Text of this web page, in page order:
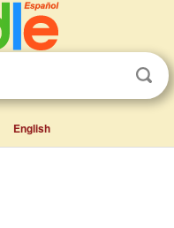
English